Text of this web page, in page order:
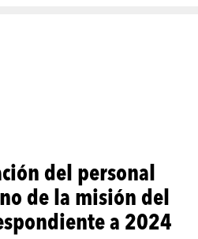
del personal
de la misión del
a 2024